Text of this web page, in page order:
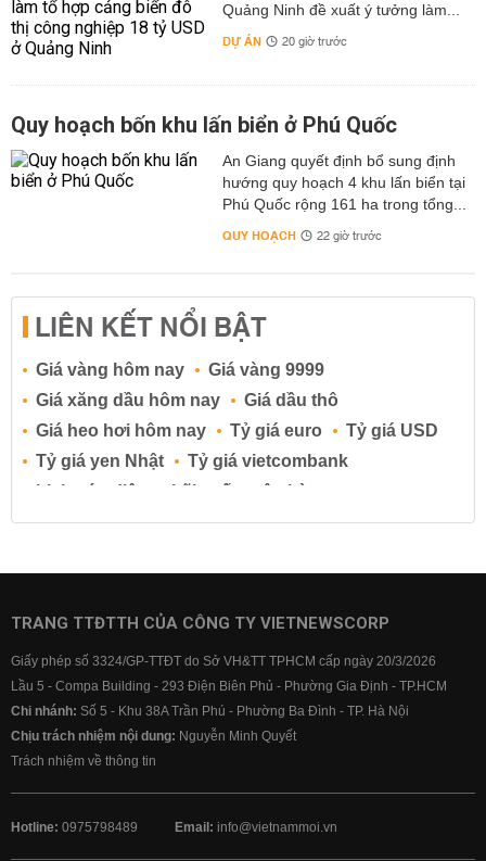
Quảng Ninh đề xuất ý tưởng làm...
DỰ ÁN 20 giờ trước
Quy hoạch bốn khu lấn biển ở Phú Quốc
An Giang quyết định bổ sung định
hướng quy hoạch 4 khu lấn biển tại
Phú Quốc rộng 161 ha trong tổng...
QUY HOẠCH 22 giờ trước
LIÊN KẾT NỔI BẬT
Giá vàng hôm nay
Giá vàng 9999
Giá xăng dầu hôm nay
Giá dầu thô
Giá heo hơi hôm nay
Tỷ giá euro
Tỷ giá USD
Tỷ giá yen Nhật
Tỷ giá vietcombank
Lịch cúp điện
Lãi suất ngân hàng
Lãi suất tiết kiệm
Lãi suất tiền gửi
Lãi suất ngân hàng BIDV
Lãi suất ngân hàng Vietcombank
TRANG TTĐTTH CỦA CÔNG TY VIETNEWSCORP
Giấy phép số 3324/GP-TTĐT do Sở VH&TT TPHCM cấp ngày 20/3/2026
Lầu 5 - Compa Building - 293 Điện Biên Phủ - Phường Gia Định - TP.HCM
Chi nhánh: Số 5 - Khu 38A Trần Phú - Phường Ba Đình - TP. Hà Nội
Chịu trách nhiệm nội dung: Nguyễn Minh Quyết
Trách nhiệm về thông tin
Hotline: 0975798489 Email: info@vietnammoi.vn